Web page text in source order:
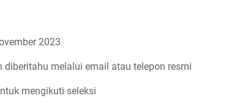
2023
melalui email atau telepon resmi
mengikuti seleksi